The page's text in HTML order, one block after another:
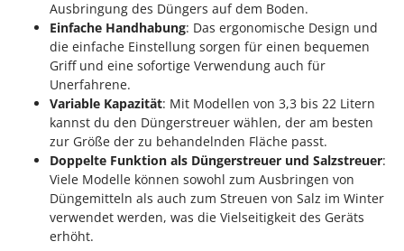
Titania
Tornado
Tre Spade
Trev - Abrek - TecnoVIR
Trotec
Troy-Bilt
Udor
Unger
Ausbringung des Düngers auf dem Boden.
Einfache Handhabung: Das ergonomische Design und
die einfache Einstellung sorgen für einen bequemen
Griff und eine sofortige Verwendung auch für
Unerfahrene.
Variable Kapazität: Mit Modellen von 3,3 bis 22 Litern
kannst du den Düngerstreuer wählen, der am besten
zur Größe der zu behandelnden Fläche passt.
Doppelte Funktion als Düngerstreuer und Salzstreuer:
Viele Modelle können sowohl zum Ausbringen von
Düngemitteln als auch zum Streuen von Salz im Winter
verwendet werden, was die Vielseitigkeit des Geräts
erhöht.